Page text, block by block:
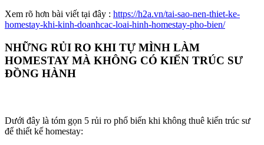
Xem rõ hơn bài viết tại đây : https://h2a.vn/tai-sao-nen-thiet-ke-
homestay-khi-kinh-doanhcac-loai-hinh-homestay-pho-bien/
NHỮNG RỦI RO KHI TỰ MÌNH LÀM
HOMESTAY MÀ KHÔNG CÓ KIẾN TRÚC SƯ
ĐỒNG HÀNH
Dưới đây là tóm gọn 5 rủi ro phổ biến khi không thuê kiến trúc sư
để thiết kế homestay: